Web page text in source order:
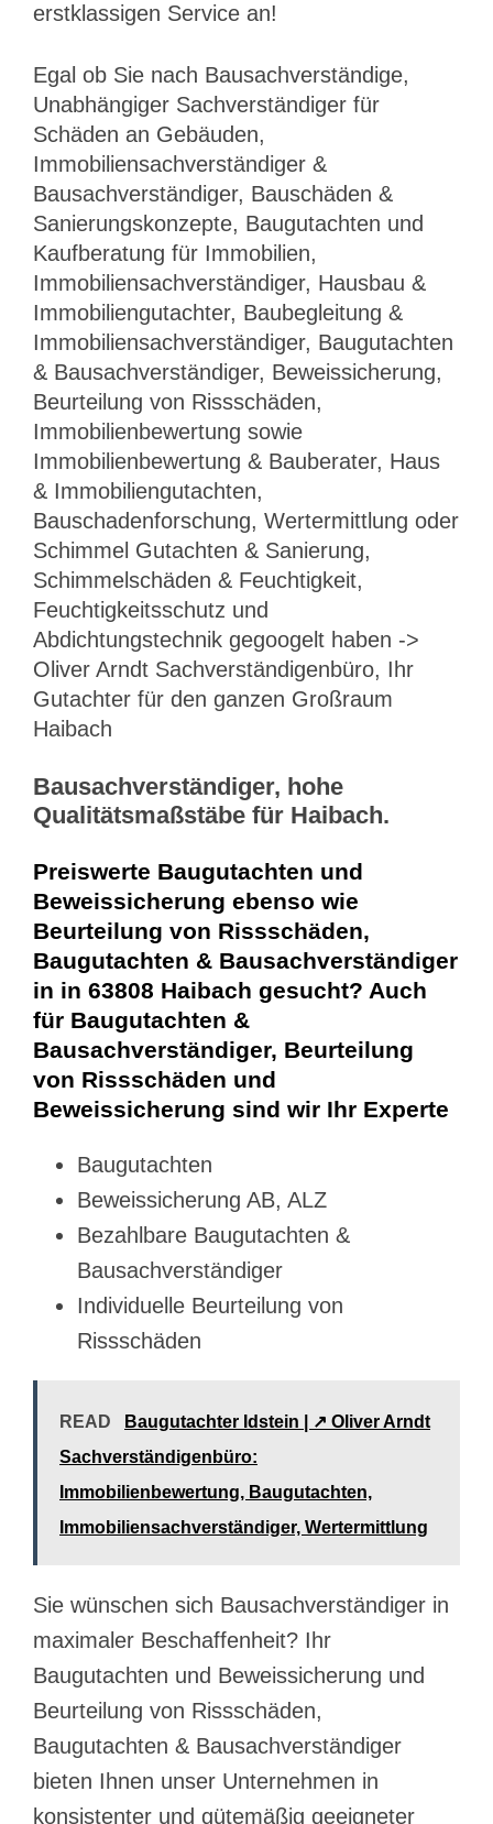
erstklassigen Service an!
Egal ob Sie nach Bausachverständige,
Unabhängiger Sachverständiger für
Schäden an Gebäuden,
Immobiliensachverständiger &
Bausachverständiger, Bauschäden &
Sanierungskonzepte, Baugutachten und
Kaufberatung für Immobilien,
Immobiliensachverständiger, Hausbau &
Immobiliengutachter, Baubegleitung &
Immobiliensachverständiger, Baugutachten
& Bausachverständiger, Beweissicherung,
Beurteilung von Rissschäden,
Immobilienbewertung sowie
Immobilienbewertung & Bauberater, Haus
& Immobiliengutachten,
Bauschadenforschung, Wertermittlung oder
Schimmel Gutachten & Sanierung,
Schimmelschäden & Feuchtigkeit,
Feuchtigkeitsschutz und
Abdichtungstechnik gegoogelt haben ->
Oliver Arndt Sachverständigenbüro, Ihr
Gutachter für den ganzen Großraum
Haibach
Bausachverständiger, hohe
Qualitätsmaßstäbe für Haibach.
Preiswerte Baugutachten und
Beweissicherung ebenso wie
Beurteilung von Rissschäden,
Baugutachten & Bausachverständiger
in in 63808 Haibach gesucht? Auch
für Baugutachten &
Bausachverständiger, Beurteilung
von Rissschäden und
Beweissicherung sind wir Ihr Experte
Baugutachten
Beweissicherung AB, ALZ
Bezahlbare Baugutachten &
Bausachverständiger
Individuelle Beurteilung von
Rissschäden
READ
Baugutachter Idstein | ↗️ Oliver Arndt
Sachverständigenbüro:
Immobilienbewertung, Baugutachten,
Immobiliensachverständiger, Wertermittlung
Sie wünschen sich Bausachverständiger in
maximaler Beschaffenheit? Ihr
Baugutachten und Beweissicherung und
Beurteilung von Rissschäden,
Baugutachten & Bausachverständiger
bieten Ihnen unser Unternehmen in
konsistenter und gütemäßig geeigneter